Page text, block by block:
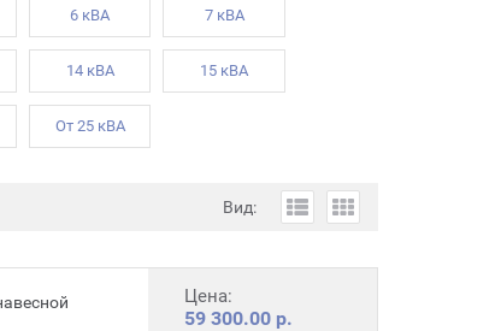
6 кВА 7 кВА
14 кВА 15 кВА
От 25 кВА
Вид:
Цена:
59 300.00 р.